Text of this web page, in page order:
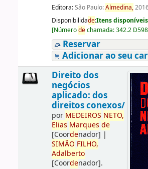
Editora:São Paulo:Almedina,
Disponibilidade:Itens
[Númerodechamada:342.2 D598
Reservar
Adicionar ao seu
Direito dos
negócios
aplicado: dos
direitos conexos/
por MEDEIROS NETO,
Elias Marques de
[Coordenador] |
SIMÃO FILHO,
Adalberto
[Coordenador].